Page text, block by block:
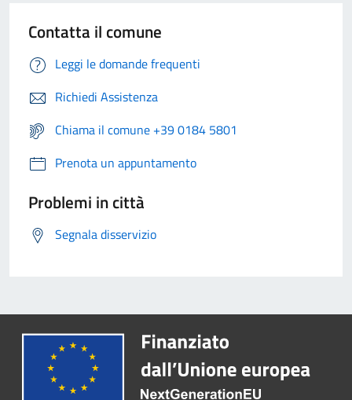
Contatta il comune
Leggi le domande frequenti
Richiedi Assistenza
Chiama il comune +39 0184 5801
Prenota un appuntamento
Problemi in città
Segnala disservizio